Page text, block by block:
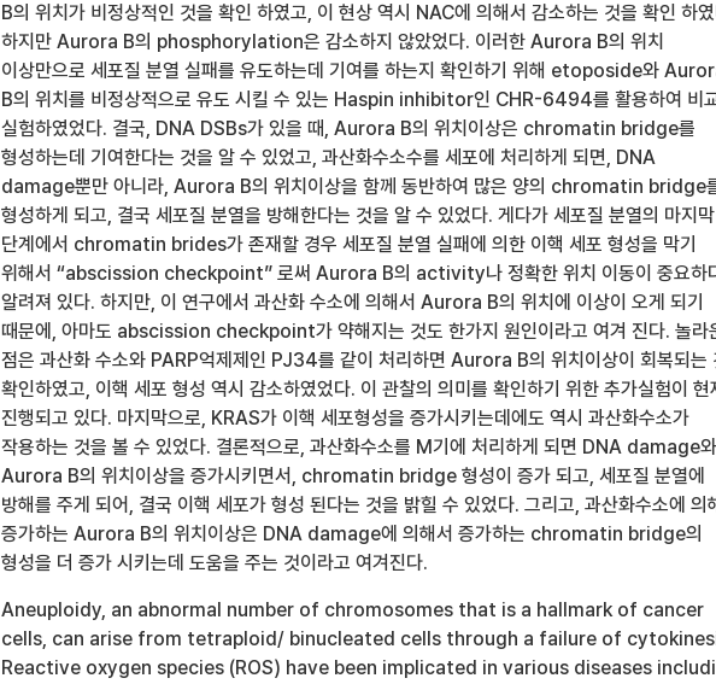
B의 위치가 비정상적인 것을 확인 하였고, 이 현상 역시 NAC에 의해서 감소하는 것을 확인 하
하지만 Aurora B의 phosphorylation은 감소하지 않았었다. 이러한 Aurora B의 위치
이상만으로 세포질 분열 실패를 유도하는데 기여를 하는지 확인하기 위해 etoposide와
B의 위치를 비정상적으로 유도 시킬 수 있는 Haspin inhibitor인 CHR-6494를 활용하여 비
실험하였었다. 결국, DNA DSBs가 있을 때, Aurora B의 위치이상은 chromatin bridge를
형성하는데 기여한다는 것을 알 수 있었고, 과산화수소수를 세포에 처리하게 되면, DNA
damage뿐만 아니라, Aurora B의 위치이상을 함께 동반하여 많은 양의 chromatin bridge
형성하게 되고, 결국 세포질 분열을 방해한다는 것을 알 수 있었다. 게다가 세포질 분열의 마지막
단계에서 chromatin brides가 존재할 경우 세포질 분열 실패에 의한 이핵 세포 형성을 막기
위해서 “abscission checkpoint” 로써 Aurora B의 activity나 정확한 위치 이동이 중요하
알려져 있다. 하지만, 이 연구에서 과산화 수소에 의해서 Aurora B의 위치에 이상이 오게 되기
때문에, 아마도 abscission checkpoint가 약해지는 것도 한가지 원인이라고 여겨 진다. 놀라
점은 과산화 수소와 PARP억제제인 PJ34를 같이 처리하면 Aurora B의 위치이상이 회복되는
확인하였고, 이핵 세포 형성 역시 감소하였었다. 이 관찰의 의미를 확인하기 위한 추가실험이 현
진행되고 있다. 마지막으로, KRAS가 이핵 세포형성을 증가시키는데에도 역시 과산화수소가
작용하는 것을 볼 수 있었다. 결론적으로, 과산화수소를 M기에 처리하게 되면 DNA damage와
Aurora B의 위치이상을 증가시키면서, chromatin bridge 형성이 증가 되고, 세포질 분열에
방해를 주게 되어, 결국 이핵 세포가 형성 된다는 것을 밝힐 수 있었다. 그리고, 과산화수소에 의
증가하는 Aurora B의 위치이상은 DNA damage에 의해서 증가하는 chromatin bridge의
형성을 더 증가 시키는데 도움을 주는 것이라고 여겨진다.
Aneuploidy, an abnormal number of chromosomes that is a hallmark of cancer
cells, can arise from tetraploid/ binucleated cells through a failure of
Reactive oxygen species (ROS) have been implicated in various diseases